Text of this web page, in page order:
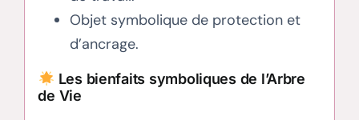
Objet symbolique de protection et
d’ancrage.
Les bienfaits symboliques de l’Arbre
de Vie